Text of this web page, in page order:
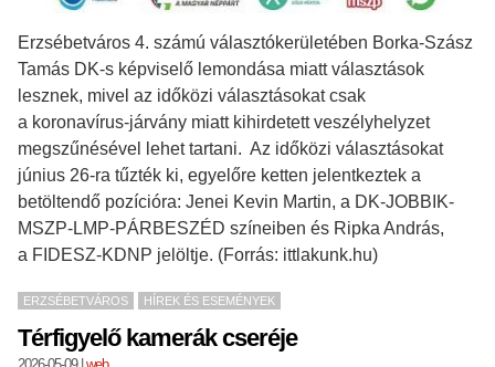
Erzsébetváros 4. számú választókerületében Borka-Szász
Tamás DK-s képviselő lemondása miatt választások
lesznek, mivel az időközi választásokat csak
a koronavírus-járvány miatt kihirdetett veszélyhelyzet
megszűnésével lehet tartani. Az időközi választásokat
június 26-ra tűzték ki, egyelőre ketten jelentkeztek a
betöltendő pozícióra: Jenei Kevin Martin, a DK-JOBBIK-
MSZP-LMP-PÁRBESZÉD színeiben és Ripka András,
a FIDESZ-KDNP jelöltje. (Forrás: ittlakunk.hu)
ERZSÉBETVÁROS HÍREK ÉS ESEMÉNYEK
Térfigyelő kamerák cseréje